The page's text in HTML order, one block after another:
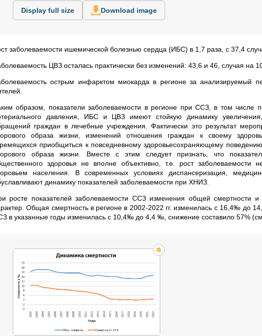
Display full size Download image
заболеваемости ишемической болезнью сердца (ИБС) в 1,7 раза, с 37,4
ЦВЗ осталась практически без изменений: 43,6 и 46, случая на
острым инфарктом миокарда в регионе за анализируемый
образом, показатели заболеваемости в регионе при ССЗ, в том числе
давления, ИБС и ЦВЗ имеют стойкую динамику увеличения,
граждан в лечебные учреждения. Фактически это результат
образа жизни, изменений отношения граждан к своему
приобщиться к повседневному здоровьесохраняющему
образа жизни. Вместе с этим следует признать, что
здоровья не вполне объективно, т.е. рост заболеваемости
населения. В современных условиях диспансеризация,
динамику показателей заболеваемости при ХНИЗ.
росте показателей заболеваемости ССЗ изменения общей смертности
Общая смертность в регионе в 2002-2022 гг. изменилась с 16,4‰ до
в указанные годы изменилась с 10,4‰ до 4,4 ‰, снижение составило 57%